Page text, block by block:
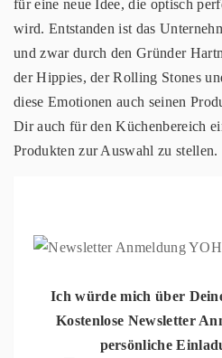
für eine neue Idee, die optisch
wird. Entstanden ist das
und zwar durch den Gründer
der Hippies, der Rolling Stones
diese Emotionen auch seinen
Dir auch für den Küchenbereich
Produkten zur Auswahl zu stellen.
Ich würde mich über
Kostenlose Newsletter
persönliche